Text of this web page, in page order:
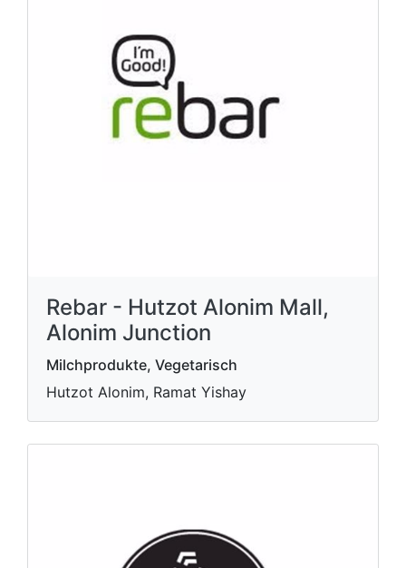
Rebar - Hutzot Alonim Mall,
Alonim Junction
Milchprodukte, Vegetarisch
Hutzot Alonim, Ramat Yishay